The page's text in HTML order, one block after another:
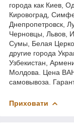
города как Киев,
Кировоград,
Днепропетровск,
Черновцы, Львов,
Сумы, Белая
другие города
Узбекистан,
Молдова. Цена
самовывоза.
Приховати